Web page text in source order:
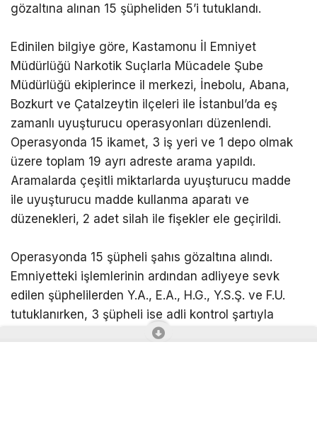
gözaltına alınan 15 şüpheliden 5’i tutuklandı.
Edinilen bilgiye göre, Kastamonu İl Emniyet
Müdürlüğü Narkotik Suçlarla Mücadele Şube
Müdürlüğü ekiplerince il merkezi, İnebolu, Abana,
Bozkurt ve Çatalzeytin ilçeleri ile İstanbul’da eş
zamanlı uyuşturucu operasyonları düzenlendi.
Operasyonda 15 ikamet, 3 iş yeri ve 1 depo olmak
üzere toplam 19 ayrı adreste arama yapıldı.
Aramalarda çeşitli miktarlarda uyuşturucu madde
ile uyuşturucu madde kullanma aparatı ve
düzenekleri, 2 adet silah ile fişekler ele geçirildi.
Operasyonda 15 şüpheli şahıs gözaltına alındı.
Emniyetteki işlemlerinin ardından adliyeye sevk
edilen şüphelilerden Y.A., E.A., H.G., Y.S.Ş. ve F.U.
tutuklanırken, 3 şüpheli ise adli kontrol şartıyla